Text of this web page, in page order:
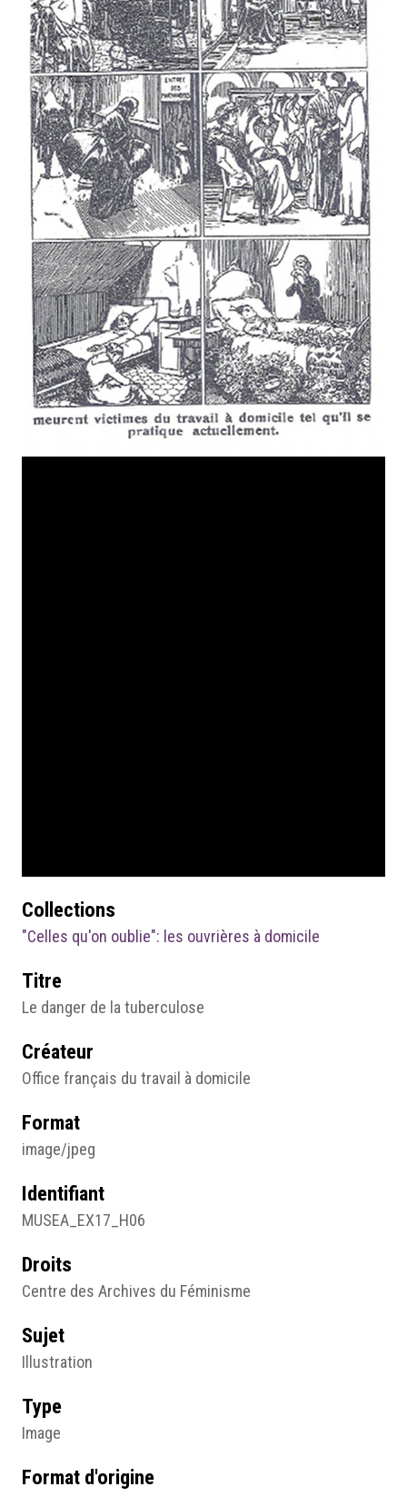
Collections
"Celles qu'on oublie": les ouvrières à domicile
Titre
Le danger de la tuberculose
Créateur
Office français du travail à domicile
Format
image/jpeg
Identifiant
MUSEA_EX17_H06
Droits
Centre des Archives du Féminisme
Sujet
Illustration
Type
Image
Format d'origine